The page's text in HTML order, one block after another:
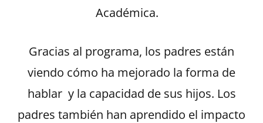
Académica.
Gracias al programa, los padres están
viendo cómo ha mejorado la forma de
hablar y la capacidad de sus hijos. Los
padres también han aprendido el impacto